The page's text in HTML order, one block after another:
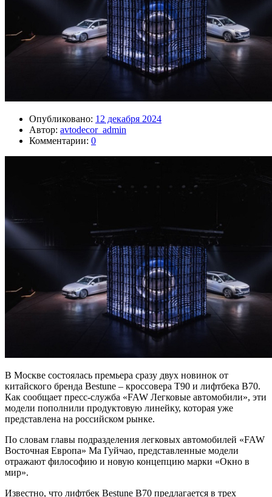
Опубликовано: 12 декабря 2024
Автор: avtodecor_admin
Комментарии: 0
В Москве состоялась премьера сразу двух новинок от
китайского бренда Bestune – кроссовера T90 и лифтбека B70.
Как сообщает пресс-служба «FAW Легковые автомобили», эти
модели пополнили продуктовую линейку, которая уже
представлена на российском рынке.
По словам главы подразделения легковых автомобилей «FAW
Восточная Европа» Ма Гуйчао, представленные модели
отражают философию и новую концепцию марки «Окно в
мир».
Известно, что лифтбек Bestune B70 предлагается в трех